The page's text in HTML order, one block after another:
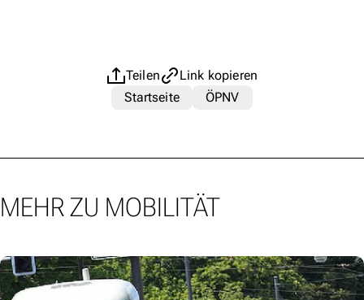
Teilen
Link kopieren
Startseite
ÖPNV
MEHR ZU MOBILITÄT